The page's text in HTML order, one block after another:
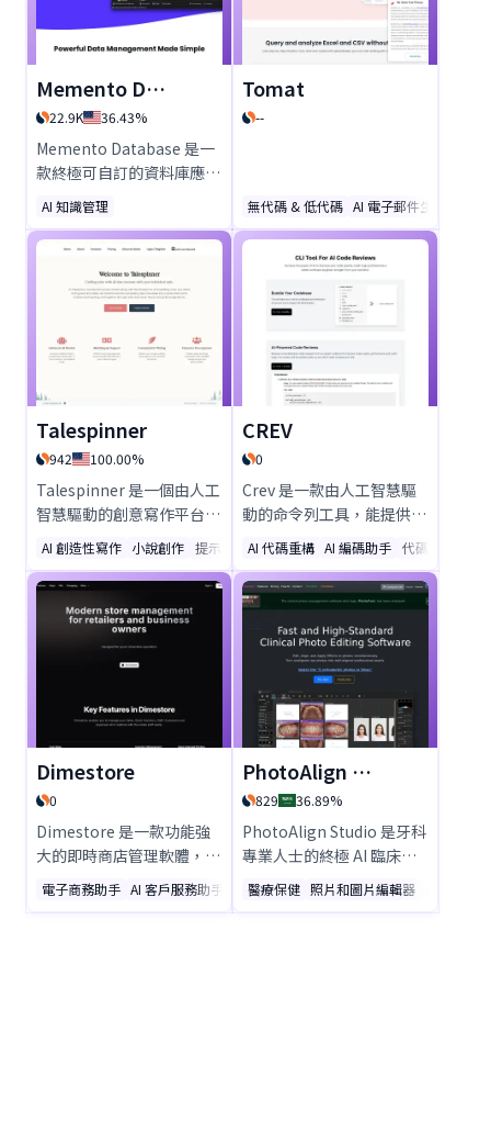
術提升音質——輕鬆強化、
編輯並完美呈現您的音樂作
Memento Database
22.9K 36.43%
Memento Database 是一
款終極可自訂的資料庫應用
程式，適合追蹤與組織任何
事物。無論個人或商務使用
皆完美適用，提供AI驅動的
設計、跨平台存取、即時協
作與強大的分析功能。透過
這款全方位解決方案，輕鬆
管理庫存、客戶關係管理
(CRM)、專案等各項事務。
立即免費下載！
AI 知識管理
Tomat
--
無代碼 & 低代碼 AI 電子郵件生成器
Talespinner
942 100.00%
Talespinner 是一個由人工
智慧驅動的創意寫作平台，
能將您的想法轉化為引人入
勝的故事。憑藉 GPT-4 和
Claude 等先進 AI 模型、多
語言支援以及可自訂的寫作
工具，Talespinner 能協助
您打造符合個人風格的獨特
色塑造，還是流暢的敘事技
巧，Talespinner 都是寫作
者的完美選擇。立即開始創
作吧！
AI 創造性寫作 小說創作 提示
CREV
0
Crev 是一款由人工智慧驅
動的命令列工具，能提供即
時代碼審查，幫助提升程式
碼品質、提早發現錯誤，並
磨練您的編程技巧。無縫整
合您的程式碼庫，獲取專業
的AI反饋並優化效能——這
一切都在終端機中完成。快
速、跨平台，專為開發者打
造。立即試用 Crev！
AI 代碼重構 AI 編碼助手 代碼解釋工具
Dimestore
0
Dimestore 是一款功能強
大的即時商店管理軟體，協
助企業簡化銷售、庫存、員
工及客戶營運流程。透過 AI
電子商務助手 AI 客戶服務助手 銷售助手
PhotoAlign Studio
829 36.89%
PhotoAlign Studio 是牙科
專業人士的終極 AI 臨床照
片編輯軟體。透過精準工
具、AI 分配及無縫
醫療保健 照片和圖片編輯器